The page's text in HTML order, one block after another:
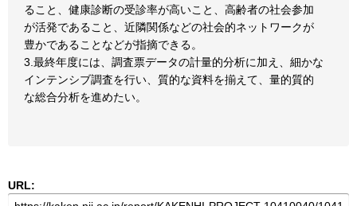
ること、健康診断の受診率が高いこと、高齢者の社会参加
が活発であること、近隣関係などの社会的ネットワークが
豊かであることなどが指摘できる。
3.最終年度には、調査票データの計量的分析に加え、細かな
インテンシブ調査を行い、質的な資料を揃えて、量的質的
な総合分析を進めたい。
URL: